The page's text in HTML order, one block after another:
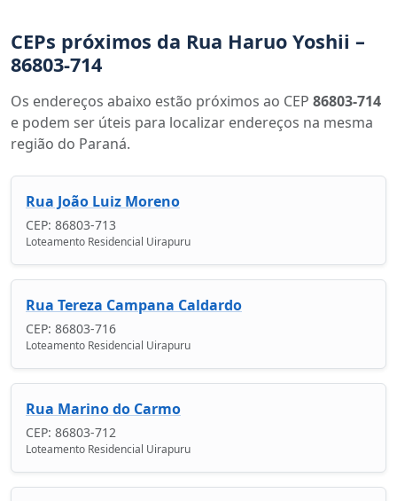
CEPs próximos da Rua Haruo Yoshii –
86803-714
Os endereços abaixo estão próximos ao CEP 86803-714
e podem ser úteis para localizar endereços na mesma
região do Paraná.
Rua João Luiz Moreno
CEP: 86803-713
Loteamento Residencial Uirapuru
Rua Tereza Campana Caldardo
CEP: 86803-716
Loteamento Residencial Uirapuru
Rua Marino do Carmo
CEP: 86803-712
Loteamento Residencial Uirapuru